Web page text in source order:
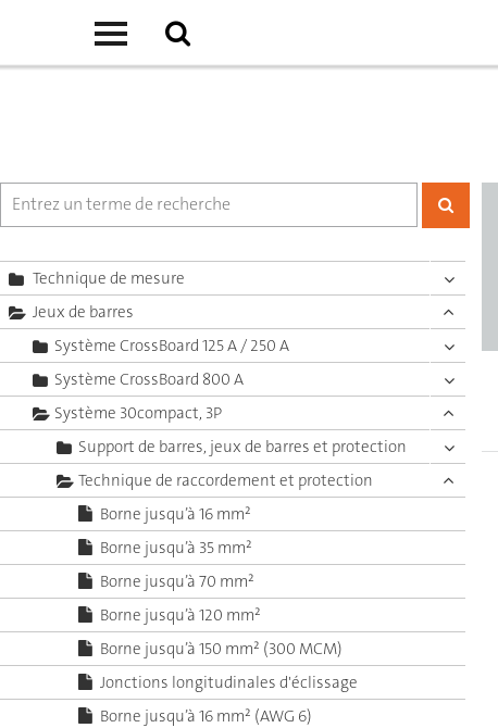
Technique de mesure
Jeux de barres
Système CrossBoard 125 A / 250 A
Système CrossBoard 800 A
Système 30compact, 3P
Support de barres, jeux de barres et protection
Technique de raccordement et protection
Borne jusqu’à 16 mm²
Borne jusqu’à 35 mm²
Borne jusqu’à 70 mm²
Borne jusqu’à 120 mm²
Borne jusqu’à 150 mm² (300 MCM)
Jonctions longitudinales d'éclissage
Borne jusqu’à 16 mm² (AWG 6)